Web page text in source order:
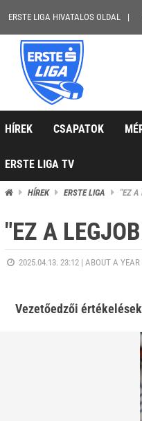
ERSTE LIGA HIVATALOS OLDAL
HÍREK CSAPATOK
ERSTE LIGA TV
HÍREK ERSTE LIGA "EZ A
"EZ A
2025.04.13. 23:12 | ABOUT A YEAR
Vezetőedzői